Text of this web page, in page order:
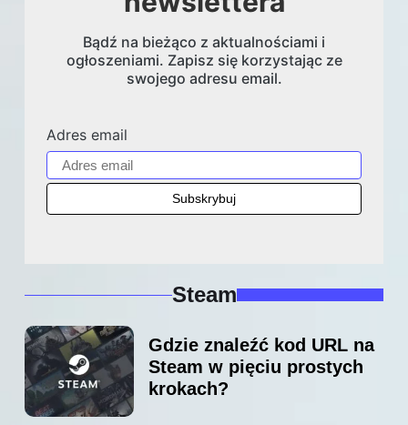
Bądź na bieżąco z aktualnościami i
ogłoszeniami. Zapisz się korzystając ze
swojego adresu email.
Adres email
Steam
Gdzie znaleźć kod URL na
Steam w pięciu prostych
krokach?